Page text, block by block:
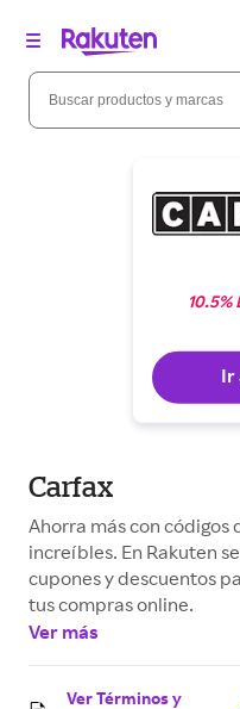
10.5%
Ir
Carfax
Ahorra más con
increíbles. En Rakuten
cupones y descuentos
tus compras online.
Ver más
Ver Términos y